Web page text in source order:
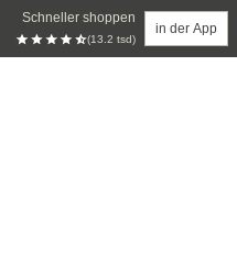
Schneller shoppen
(13.2 tsd)
in der App